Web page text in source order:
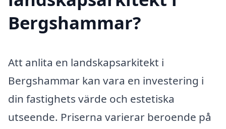
Bergshammar?
Att anlita en landskapsarkitekt i
Bergshammar kan vara en investering i
din fastighets värde och estetiska
utseende. Priserna varierar beroende på